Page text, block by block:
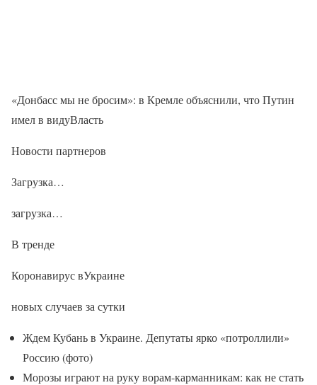
«Донбасс мы не бросим»: в Кремле объяснили, что Путин
имел в видуВласть
Новости партнеров
Загрузка…
загрузка…
В тренде
Коронавирус вУкраине
новых случаев за сутки
Ждем Кубань в Украине. Депутаты ярко «потроллили»
Россию (фото)
Морозы играют на руку ворам-карманникам: как не стать